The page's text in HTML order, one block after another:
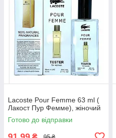
Lacoste Pour Femme 63 ml (
Лакост Пур Фемме), жіночий
Готово до відправки